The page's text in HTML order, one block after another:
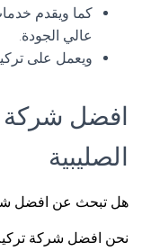
كما ويقدم
عالي الجودة.
ويعمل على
افضل شركة
الصليبية
هل تبحث عن افضل
نحن افضل شركة